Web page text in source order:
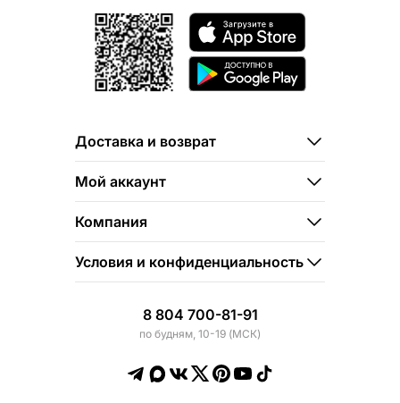
Доставка и возврат
Мой аккаунт
Компания
Условия и конфиденциальность
8 804 700-81-91
по будням, 10-19 (МСК)